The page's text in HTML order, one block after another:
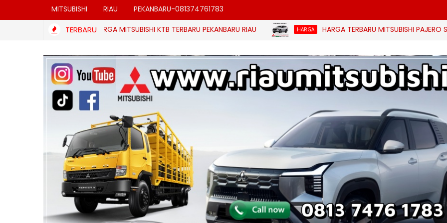
MITSUBISHI RIAU PEKANBARU-081374761783
TERBARU
DAFTAR HARGA MITSUBISHI KTB TERBARU PEKANBARU RIAU HARGA HARGA TERBARU MITSUBISHI PAJERO SPORT